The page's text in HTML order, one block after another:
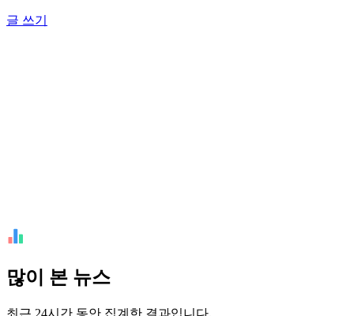
글 쓰기
많이 본 뉴스
최근 24시간 동안 집계한 결과입니다.